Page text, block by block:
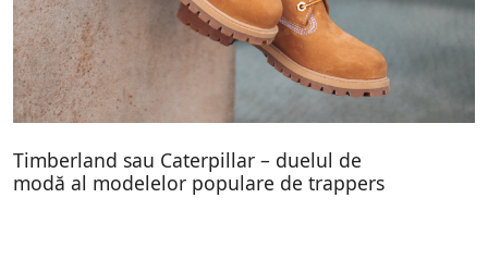
Timberland sau Caterpillar – duelul de
modă al modelelor populare de trappers